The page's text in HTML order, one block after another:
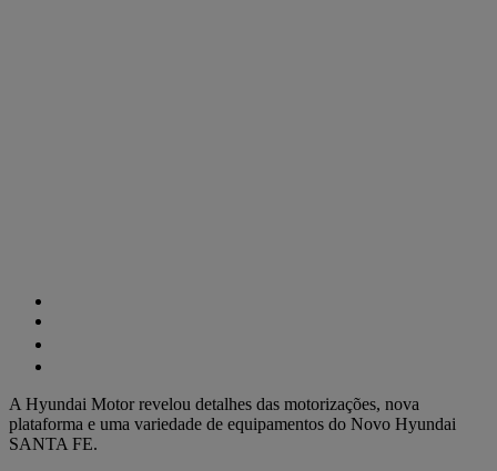
A Hyundai Motor revelou detalhes das motorizações, nova
plataforma e uma variedade de equipamentos do Novo Hyundai
SANTA FE.